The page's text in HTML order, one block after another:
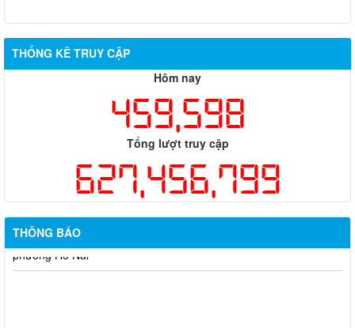
THỐNG KÊ TRUY CẬP
Hôm nay
459,598
Tổng lượt truy cập
627,456,799
THÔNG BÁO
Thông báo về việc tuyển dụng viên chức năm 2026